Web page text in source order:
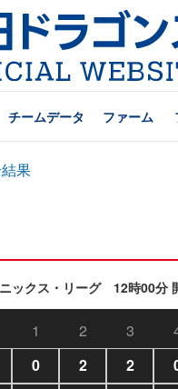
チームデータ ファーム
果
ックス・リーグ 12時00分
1 2 3
0 2 2